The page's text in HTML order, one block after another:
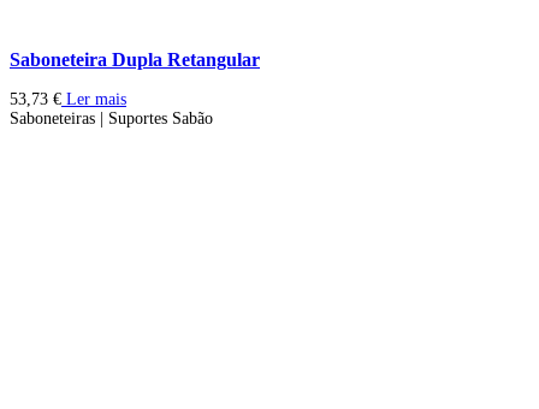
Saboneteira Dupla Retangular
53,73 € Ler mais
Saboneteiras | Suportes Sabão